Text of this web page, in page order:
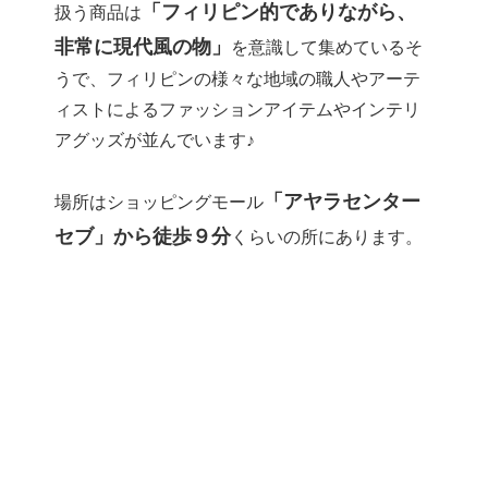
扱う商品は
「フィリピン的でありながら、
非常に現代風の物」
を意識して集めているそ
うで、フィリピンの様々な地域の職人やアーテ
ィストによるファッションアイテムやインテリ
アグッズが並んでいます♪
場所はショッピングモール 「アヤラセンター
セブ」から徒歩９分くらいの所にあります。